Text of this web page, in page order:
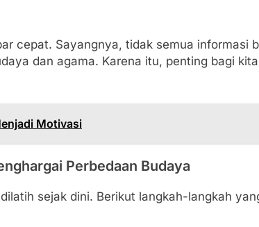
cepat. Sayangnya, tidak semua informasi
dan agama. Karena itu, penting bagi
Motivasi
Perbedaan Budaya
sejak dini. Berikut langkah-langkah